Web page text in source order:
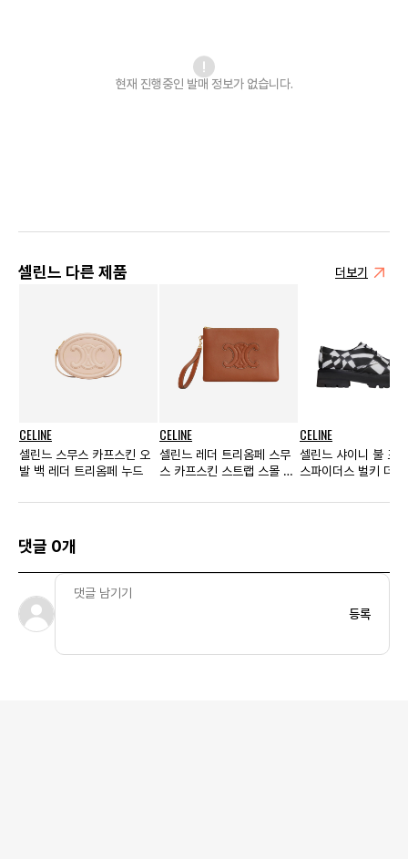
현재 진행중인 발매 정보가 없습니다.
셀린느 다른 제품 더보기
CELINE
셀린느 스무스 카프스킨 오
발 백 레더 트리옴페 누드
CELINE
셀린느 레더 트리옴페 스무
스 카프스킨 스트랩 스몰 파
CELINE
셀린느 샤이니 불 프
스파이더스 벌키 더
댓글 0개
등록